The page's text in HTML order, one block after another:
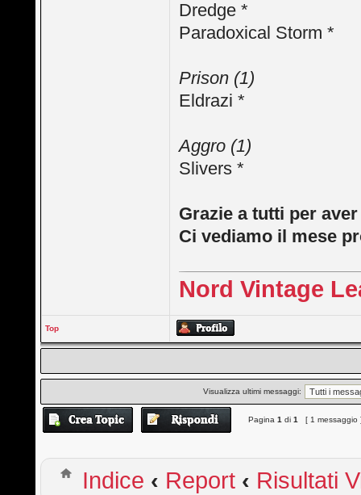
Dredge *
Paradoxical Storm *
Prison (1)
Eldrazi *
Aggro (1)
Slivers *
Grazie a tutti per
Ci vediamo il mese
Nord Vintage
Top
Visualizza ultimi messaggi:
Pagina1 di1 [ 1 messaggio
Indice ‹ Report ‹ Risultati